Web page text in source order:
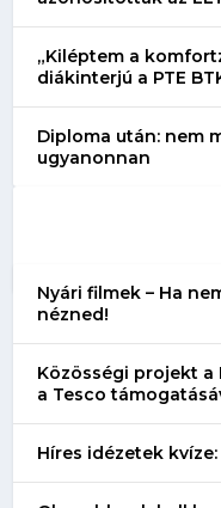
„Kiléptem a
diákinterjú a PTE
Diploma után: nem
ugyanonnan
Nyári filmek – Ha
nézned!
Közösségi projekt
a Tesco
Híres idézetek